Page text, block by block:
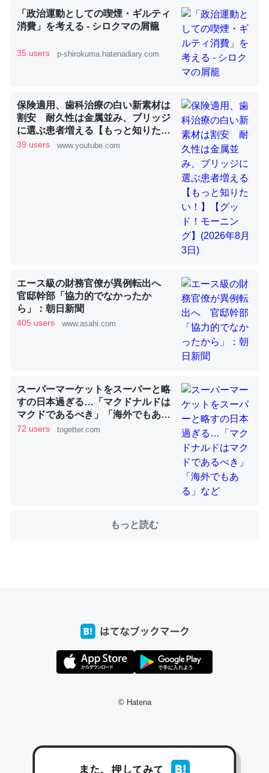
コオロギのカルシウム分はエビの600分の1程度。
─ニュース :: 【研究発表】昆虫学の大問題＝「昆虫はなぜ海にいな
論文では「淡水はカルシウムも酸素も不足してて両方に不
利だから両方が拮抗してるのでは」とあって面白い。海に
いる鋏角類（カブトガニ・ウミグモ）はカルシウムを使わ
ずキチンを強化してる筈だが、酵素が違うのか？
─ニュース :: 【研究発表】昆虫学の大問題＝「昆虫はなぜ海にいな
類は苦労してるんだな…。腹足類だと殻を無くしてナメク
ジになったり努力してるし。
─ニュース :: 【研究発表】昆虫学の大問題＝「昆虫はなぜ海にいな
いのか」に関する新仮説
ウチもEchoを実家に置いて４年。でたまに覗いてる。ぼ
ちぼちRingも置こうかと画策中。あと、Googleマップで
位置情報を共有してる。電池残量や充電中かが分かるので
─たまにLINEするくらいだった遠方の父67歳と僕。ITツール導入で
コミュニケーションが劇的に変化した｜tayorini by LIFULL介護
たいなのでネット環境作ったけどAlexaしか使わないので
34
─たまにLINEするくらいだった遠方の父67歳と僕。ITツール導入で
「政治運動としての喫煙・ギルティ
消費」を考える - シロクマの屑籠
35 users p-shirokuma.hatenadiary.com
保険適用、歯科治療の白い新素材は
割安 耐久性は金属並み、ブリッジ
に選ぶ患者増える【もっと知りた
い！】【グッド！モーニング】
39 users www.youtube.com
エース級の財務官僚が異例転出へ
官邸幹部「協力的でなかったか
ら」：朝日新聞
405 users www.asahi.com
スーパーマーケットをスーパーと略
すの日本過ぎる…「マクドナルドは
マクドであるべき」「海外でもあ
る」など
72 users togetter.com
もっと読む
© Hatena